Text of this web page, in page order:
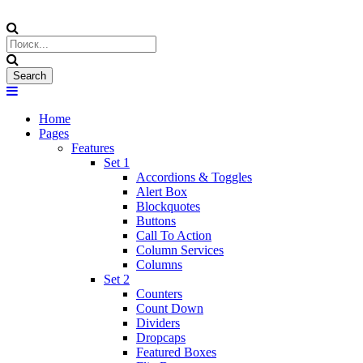
Home
Pages
Features
Set 1
Accordions & Toggles
Alert Box
Blockquotes
Buttons
Call To Action
Column Services
Columns
Set 2
Counters
Count Down
Dividers
Dropcaps
Featured Boxes